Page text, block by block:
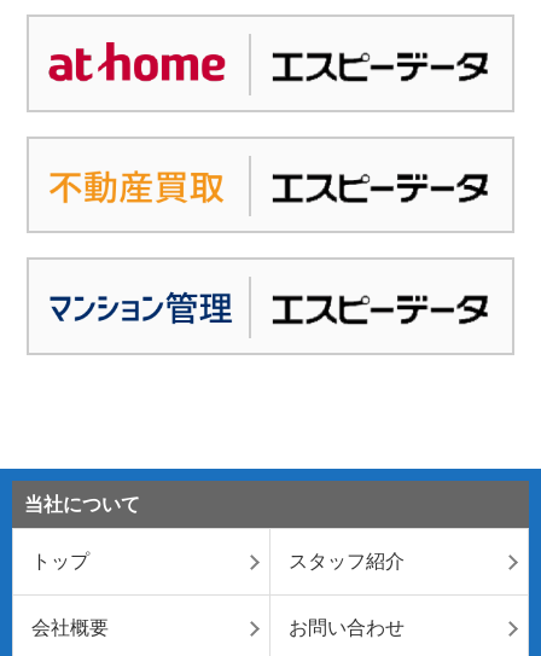
当社について
トップ スタッフ紹介
会社概要 お問い合わせ